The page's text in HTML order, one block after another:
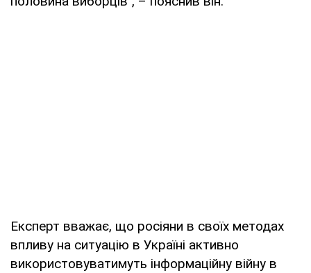
Експерт вважає, що росіяни в своїх методах
впливу на ситуацію в Україні активно
використовуватимуть інформаційну війну в